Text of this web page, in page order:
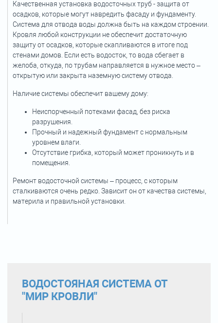
Качественная установка водосточных труб - защита от
осадков, которые могут навредить фасаду и фундаменту.
Система для отвода воды должна быть на каждом строении.
Кровля любой конструкции не обеспечит достаточную
защиту от осадков, которые скапливаются в итоге под
стенами домов. Если есть водосток, то вода сбегает в
желоба, откуда, по трубам направляется в нужное место –
открытую или закрыта наземную систему отвода.
Наличие системы обеспечит вашему дому:
Неиспорченный потеками фасад, без риска
разрушения.
Прочный и надежный фундамент с нормальным
уровнем влаги.
Отсутствие грибка, который может проникнуть и в
помещения.
Ремонт водосточной системы – процесс, с которым
сталкиваются очень редко. Зависит он от качества системы,
материла и правильной установки.
ВОДОСТОЯНАЯ СИСТЕМА ОТ
"МИР КРОВЛИ"